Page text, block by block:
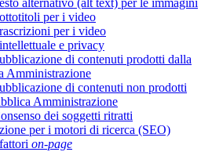
alternativo (alt text) per le immagini
per i video
per i video
e privacy
di contenuti prodotti dalla
Amministrazione
di contenuti non prodotti
Amministrazione
dei soggetti ritratti
per i motori di ricerca (SEO)
on-page